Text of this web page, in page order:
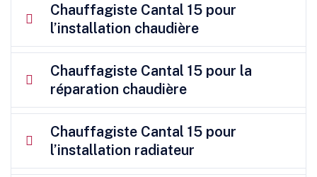
Chauffagiste Cantal 15 pour
l’installation chaudière
Chauffagiste Cantal 15 pour la
réparation chaudière
Chauffagiste Cantal 15 pour
l’installation radiateur